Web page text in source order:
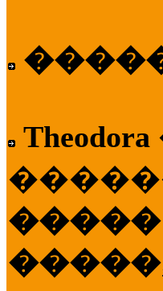
Theodora
�����